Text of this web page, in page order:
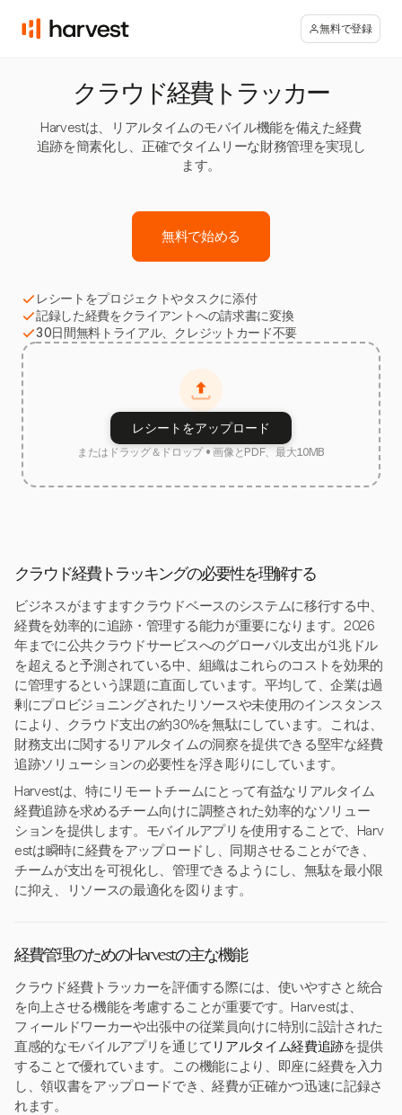
無料で登録
クラウド経費トラッカー
Harvestは、リアルタイムのモバイル機能を備えた経費
追跡を簡素化し、正確でタイムリーな財務管理を実現し
ます。
無料で始める
レシートをプロジェクトやタスクに添付
記録した経費をクライアントへの請求書に変換
30日間無料トライアル、クレジットカード不要
レシートをアップロード
またはドラッグ＆ドロップ • 画像とPDF、最大10MB
クラウド経費トラッキングの必要性を理解する
ビジネスがますますクラウドベースのシステムに移行する中、
経費を効率的に追跡・管理する能力が重要になります。2026
年までに公共クラウドサービスへのグローバル支出が1兆ドル
を超えると予測されている中、組織はこれらのコストを効果的
に管理するという課題に直面しています。平均して、企業は過
剰にプロビジョニングされたリソースや未使用のインスタンス
により、クラウド支出の約30%を無駄にしています。これは、
財務支出に関するリアルタイムの洞察を提供できる堅牢な経費
追跡ソリューションの必要性を浮き彫りにしています。
Harvestは、特にリモートチームにとって有益なリアルタイム
経費追跡を求めるチーム向けに調整された効率的なソリュー
ションを提供します。モバイルアプリを使用することで、Harv
estは瞬時に経費をアップロードし、同期させることができ、
チームが支出を可視化し、管理できるようにし、無駄を最小限
に抑え、リソースの最適化を図ります。
経費管理のためのHarvestの主な機能
クラウド経費トラッカーを評価する際には、使いやすさと統合
を向上させる機能を考慮することが重要です。Harvestは、
フィールドワーカーや出張中の従業員向けに特別に設計された
直感的なモバイルアプリを通じて リアルタイム経費追跡を提供
することで優れています。この機能により、即座に経費を入力
し、領収書をアップロードでき、経費が正確かつ迅速に記録さ
れます。